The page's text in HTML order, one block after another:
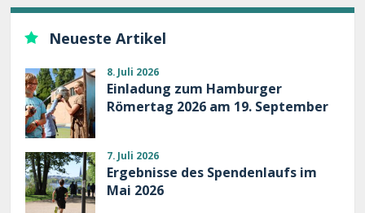
Neueste Artikel
8. Juli 2026
Einladung zum Hamburger
Römertag 2026 am 19. September
7. Juli 2026
Ergebnisse des Spendenlaufs im
Mai 2026